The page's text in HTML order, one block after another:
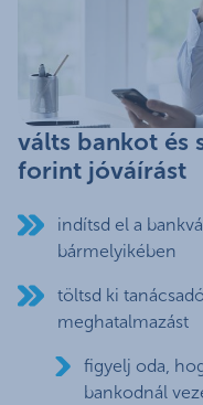
válts bankot és
forint jóváírást
indítsd el a
bármelyikében
töltsd ki
meghatalmazást
figyelj oda,
bankodnál